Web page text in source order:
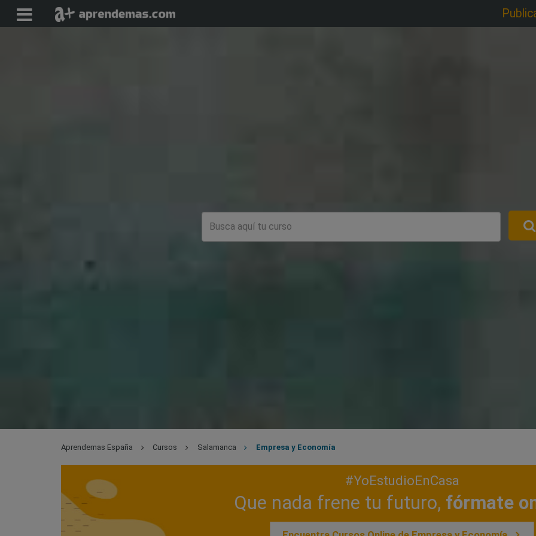
Aprendemas España Cursos Salamanca Empresa y Economía
#YoEstudioEnCasa
Que nada frene tu futuro, fórmate